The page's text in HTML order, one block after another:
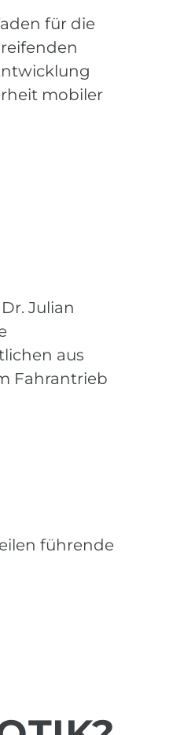
für die
mobiler
Julian
aus
Fahrantrieb
führende